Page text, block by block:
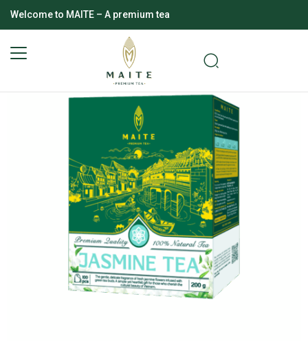
Welcome to MAITE – A premium tea